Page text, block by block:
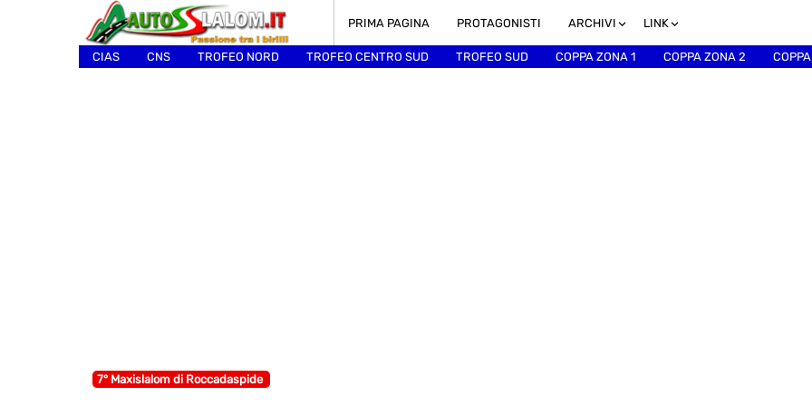
PRIMA PAGINA PROTAGONISTI ARCHIVI LINK
CIAS CNS TROFEO NORD TROFEO CENTRO SUD TROFEO SUD COPPA ZONA 1 COPPA ZONA 2
7° Maxislalom di Roccadaspide